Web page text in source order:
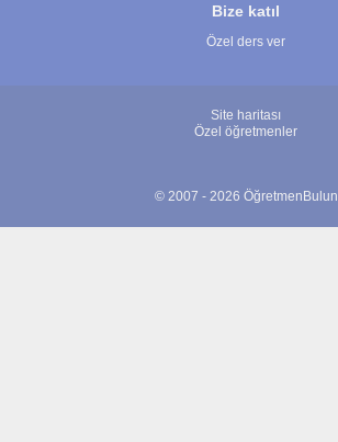
Bize katıl
Özel ders ver
Site haritası
Özel öğretmenler
© 2007 - 2026 ÖğretmenBulun